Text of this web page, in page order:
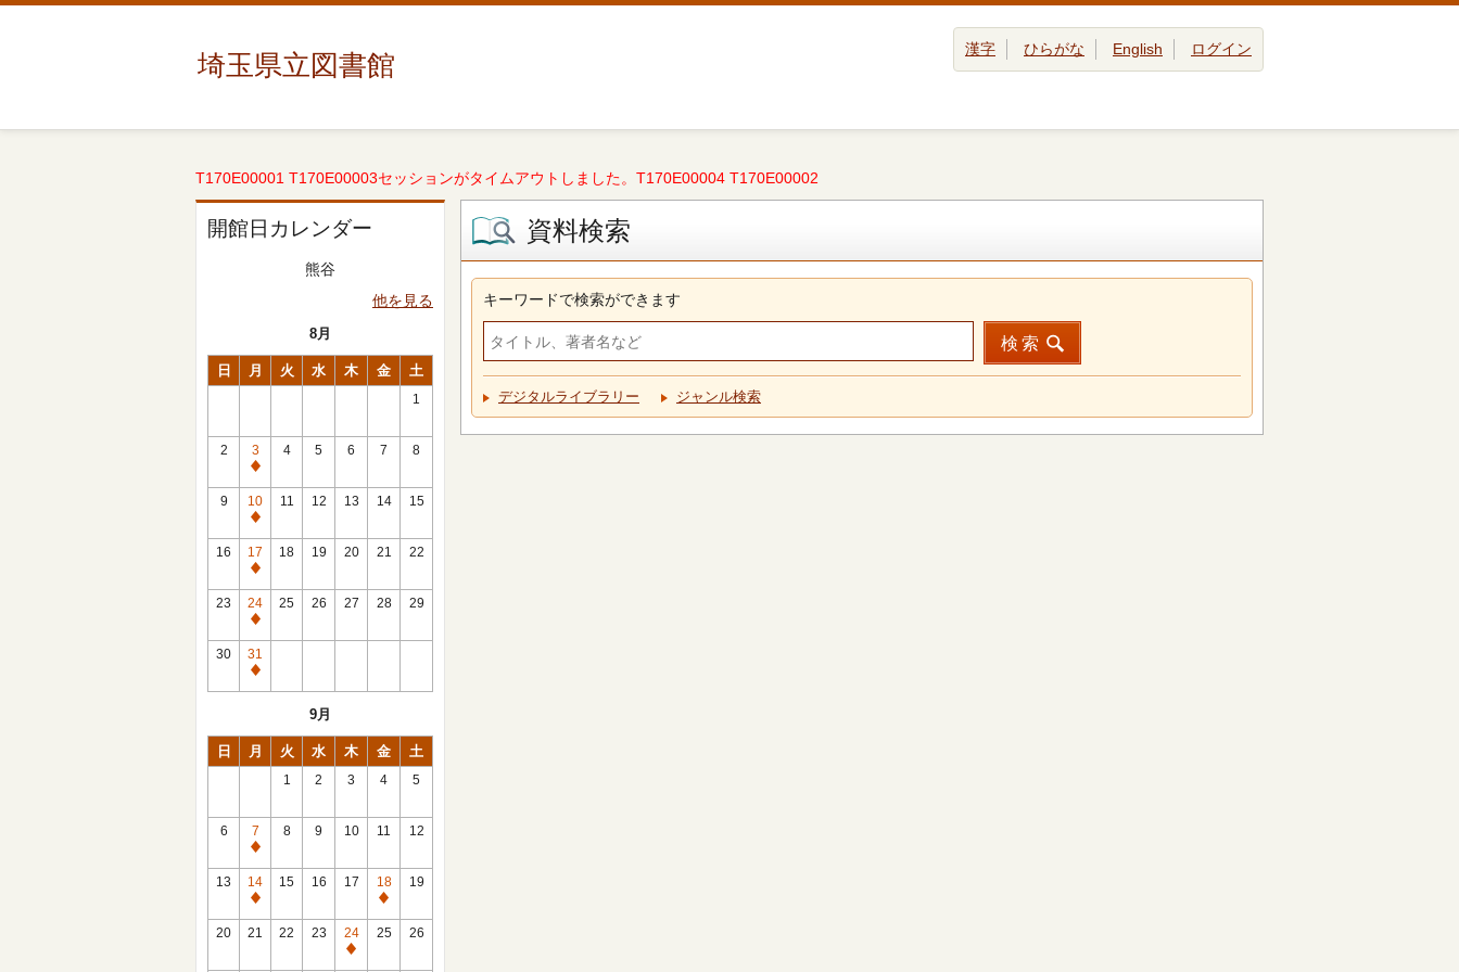
埼玉県立図書館 漢字 ひらがな English ログイン
T170E00001 T170E00003セッションがタイムアウトしました。T170E00004 T170E00002
開館日カレンダー
熊谷
他を見る
8月
日 月 火 水 木 金 土
1
2
3
休
館
日
4 5 6 7 8
9
10
休
館
日
11 12 13 14 15
16
17
休
館
日
18 19 20 21 22
23
24
休
館
日
25 26 27 28 29
30
31
休
9月
日 月 火 水 木 金 土
1 2 3 4 5
6
7
休
館
日
8 9 10 11 12
13
14
休
館
15 16 17
18
休
館
19
20 21 22 23
24
休
25 26
資料検索
キーワードで検索ができます
検索
デジタルライブラリー ジャンル検索